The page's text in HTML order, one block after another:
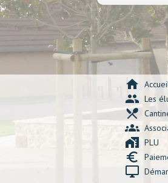
home
group Les
local_dining
groups
maps_home_work PLU
euro_symbol
desktop_windows